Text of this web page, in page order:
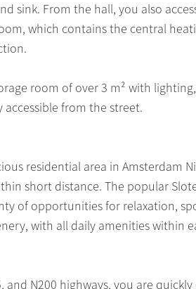
sink. From the hall, you also
which contains the central
room of over 3 m² with
from the street.
residential area in Amsterdam
short distance. The popular
of opportunities for relaxation,
with all daily amenities within
and N200 highways, you are